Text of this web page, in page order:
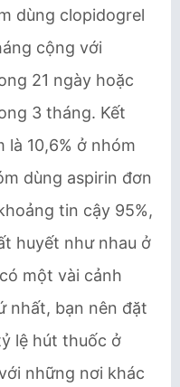
dùng clopidogrel
cộng với
21 ngày hoặc
3 tháng. Kết
là 10,6% ở nhóm
dùng aspirin đơn
tin cậy 95%,
huyết như nhau ở
một vài cảnh
nhất, bạn nên đặt
lệ hút thuốc ở
những nơi khác